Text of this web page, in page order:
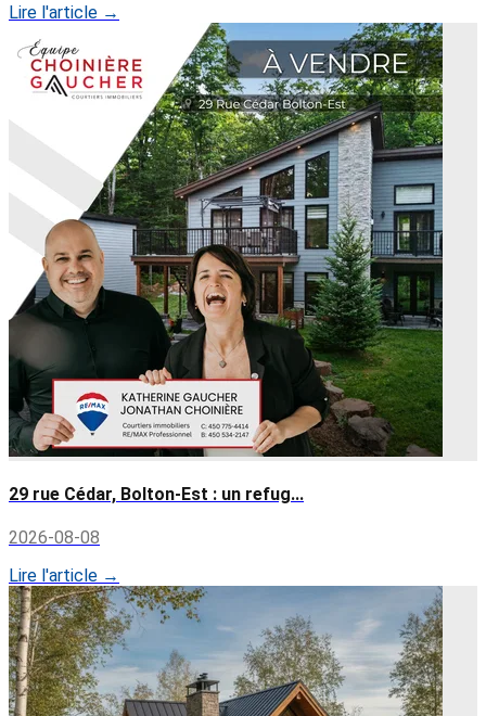
Lire l'article →
29 rue Cédar, Bolton-Est : un refug...
2026-08-08
Lire l'article →